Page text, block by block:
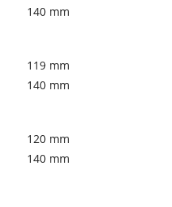
140 mm
119 mm
140 mm
120 mm
140 mm